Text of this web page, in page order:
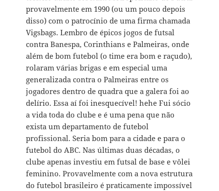
provavelmente em 1990 (ou um pouco depois
disso) com o patrocínio de uma firma chamada
Vigsbags. Lembro de épicos jogos de futsal
contra Banespa, Corinthians e Palmeiras, onde
além de bom futebol (o time era bom e raçudo),
rolaram várias brigas e em especial uma
generalizada contra o Palmeiras entre os
jogadores dentro de quadra que a galera foi ao
delírio. Essa aí foi inesquecível! hehe Fui sócio
a vida toda do clube e é uma pena que não
exista um departamento de futebol
profissional. Seria bom para a cidade e para o
futebol do ABC. Nas últimas duas décadas, o
clube apenas investiu em futsal de base e vôlei
feminino. Provavelmente com a nova estrutura
do futebol brasileiro é praticamente impossível